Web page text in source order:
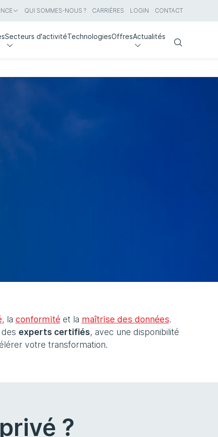
QUI SOMMES-NOUS ? CARRIÈRES LOGIN CONTACT
Secteurs d'activitéTechnologiesOffresActualités
Search
, la conformitéet la maîtrise des données.
experts certifiés, avec une disponibilité
votre transformation.
?